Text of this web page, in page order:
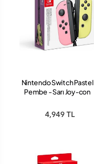
Nintendo Switch Pastel
Pembe - Sarı Joy-con
4,949 TL